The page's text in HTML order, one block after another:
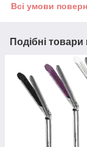
Всі умови
Подібні товари